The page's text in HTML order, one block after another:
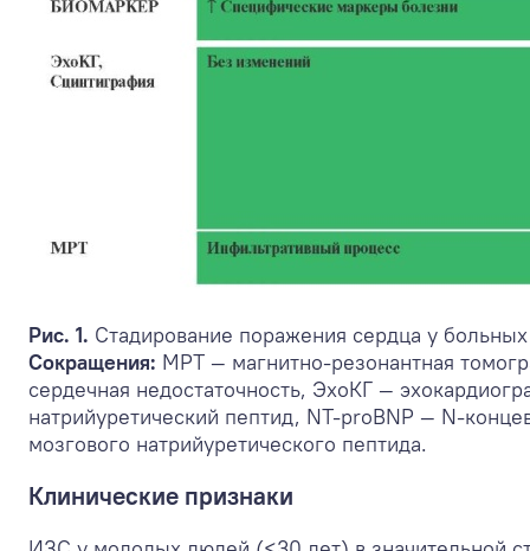
Рис. 1. Стадирование поражения сердца у
Сокращения: МРТ — магнитно-резонантная
сердечная недостаточность, ЭхоКГ —
натрийуретический пептид, NT-proBNP — N-
мозгового натрийуретического пептида.
Клинические признаки